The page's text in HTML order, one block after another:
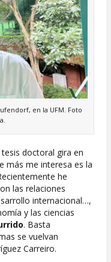
en la UFM. Foto
doctoral gira en
más me interesa es la
he
las relaciones
internacional…,
y las ciencias
. Basta
se vuelvan
Carreiro.